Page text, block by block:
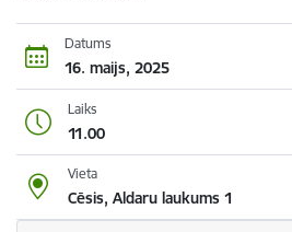
Datums
16. maijs, 2025
Laiks
11.00
Vieta
Cēsis, Aldaru laukums 1